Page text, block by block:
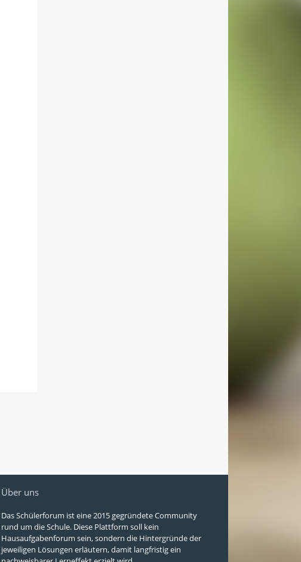
Über uns
Das Schülerforum ist eine 2015 gegründete Community
rund um die Schule. Diese Plattform soll kein
Hausaufgabenforum sein, sondern die Hintergründe der
jeweiligen Lösungen erläutern, damit langfristig ein